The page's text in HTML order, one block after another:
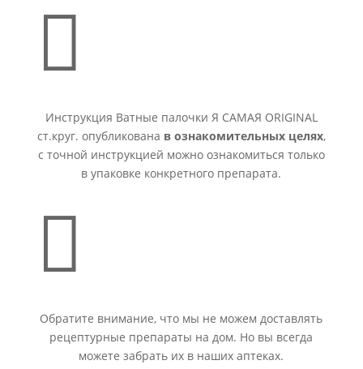

Инструкция Ватные палочки Я САМАЯ ORIGINAL
ст.круг. опубликована в ознакомительных целях,
с точной инструкцией можно ознакомиться только
в упаковке конкретного препарата.

Обратите внимание, что мы не можем доставлять
рецептурные препараты на дом. Но вы всегда
можете забрать их в наших аптеках.